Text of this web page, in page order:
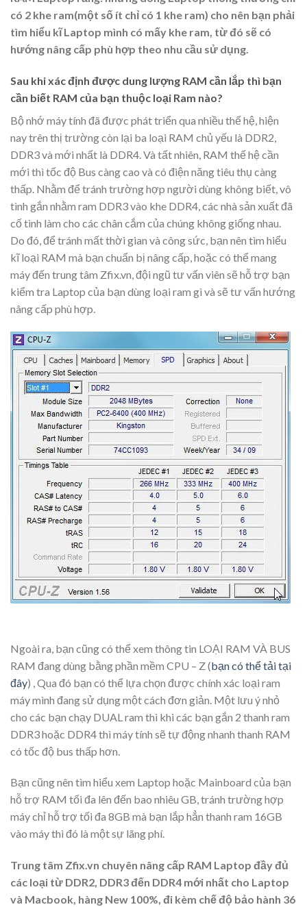
có 2 khe ram(một số ít chỉ có 1 khe ram) cho nên bạn phải
tìm hiểu kĩ Laptop mình có mấy khe ram, từ đó sẽ có
hướng nâng cấp phù hợp theo nhu cầu sử dụng.
Sau khi xác định được dung lượng RAM cần lắp thì bạn
cần biết RAM của bạn thuộc loại Ram nào?
Bộ nhớ máy tính đã được phát triển qua nhiều thế hệ, hiện
nay trên thị trường còn lại ba loại RAM chủ yếu là DDR2,
DDR3 và mới nhất là DDR4. Và tất nhiên, RAM thế hệ cần
mới thì tốc độ Bus càng cao và có điện năng tiêu thụ càng
thấp. Nhằm để tránh trường hợp người dùng không biết, vô
tình gắn nhằm ram DDR3 vào khe DDR4, các nhà sản xuất đã
cố tình làm cho các chân cắm của chúng không giống nhau.
Do đó, để tránh mất thời gian và công sức, bạn nên tìm hiểu
kĩ loại RAM mà bạn chuẩn bị nâng cấp, hoặc có thể mang
máy đến trung tâm Zfix.vn, đội ngũ tư vấn viên sẽ hỗ trợ bạn
kiểm tra Laptop của bạn dùng loại ram gì và sẽ tư vấn hướng
nâng cấp phù hợp.
Ngoài ra, bạn cũng có thể xem thông tin LOẠI RAM VÀ BUS
RAM đang dùng bằng phần mềm CPU – Z (bạn có thể tải tại
đây) , Qua đó bạn có thể lựa chọn được chính xác loại ram
máy mình đang sử dụng một cách đơn giản. Một lưu ý nhỏ
cho các bạn chạy DUAL ram thì khi các bạn gắn 2 thanh ram
DDR3 hoặc DDR4 thì máy tính sẽ tự động nhanh thanh RAM
có tốc độ bus thấp hơn.
Bạn cũng nên tìm hiểu xem Laptop hoặc Mainboard của bạn
hỗ trợ RAM tối đa lên đến bao nhiêu GB, tránh trường hợp
máy chỉ hỗ trợ tối đa 8GB mà bạn lắp hẳn thanh ram 16GB
vào máy thì đó là một sự lãng phí.
Trung tâm Zfix.vn chuyên nâng cấp RAM Laptop đầy đủ
các loại từ DDR2, DDR3 đến DDR4 mới nhất cho Laptop
và Macbook, hàng New 100%, đi kèm chế độ bảo hành 36